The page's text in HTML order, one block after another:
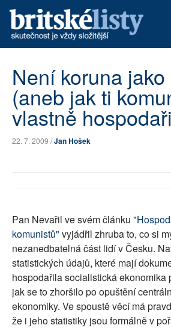
ARCHIV
TÉMATA
AUTOŘI
Není koruna
(aneb jak ti
vlastně
22. 7. 2009 /Jan Hošek
Pan Nevařil ve svém článku
komunistů" vyjádřil zhruba to, co si
nezanedbatelná část lidí v Česku.
statistických údajů, které mají
hospodařila socialistická ekonomika
jak se to zhoršilo po opuštění
ekonomiky. Ve spoustě věcí má
že i jeho statistiky jsou formálně v